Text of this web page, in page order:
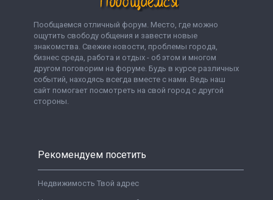
Пообщаемся отличный форум. Место, где можно
ощутить свободу общения и завести новые
знакомства. Свежие новости, проблемы города,
бизнес среда, работа и отдых - об этом и многом
другом поговорим на форуме. Будь в курсе различных
событий, находясь всегда вместе с нами. Ведь наш
сайт помогает посмотреть на свой город с другой
стороны.
Рекомендуем посетить
Недвижимость Твой адрес